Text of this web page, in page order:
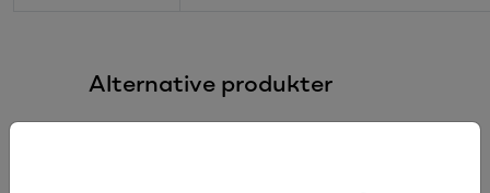
Alternative produkter